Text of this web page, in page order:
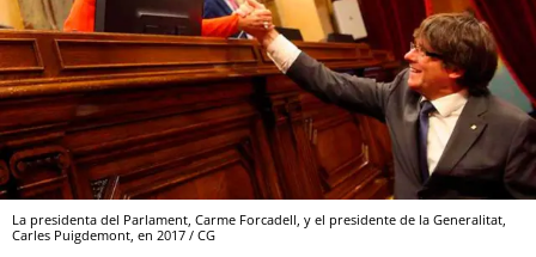
La presidenta del Parlament, Carme Forcadell, y el presidente de la Generalitat,
Carles Puigdemont, en 2017 / CG